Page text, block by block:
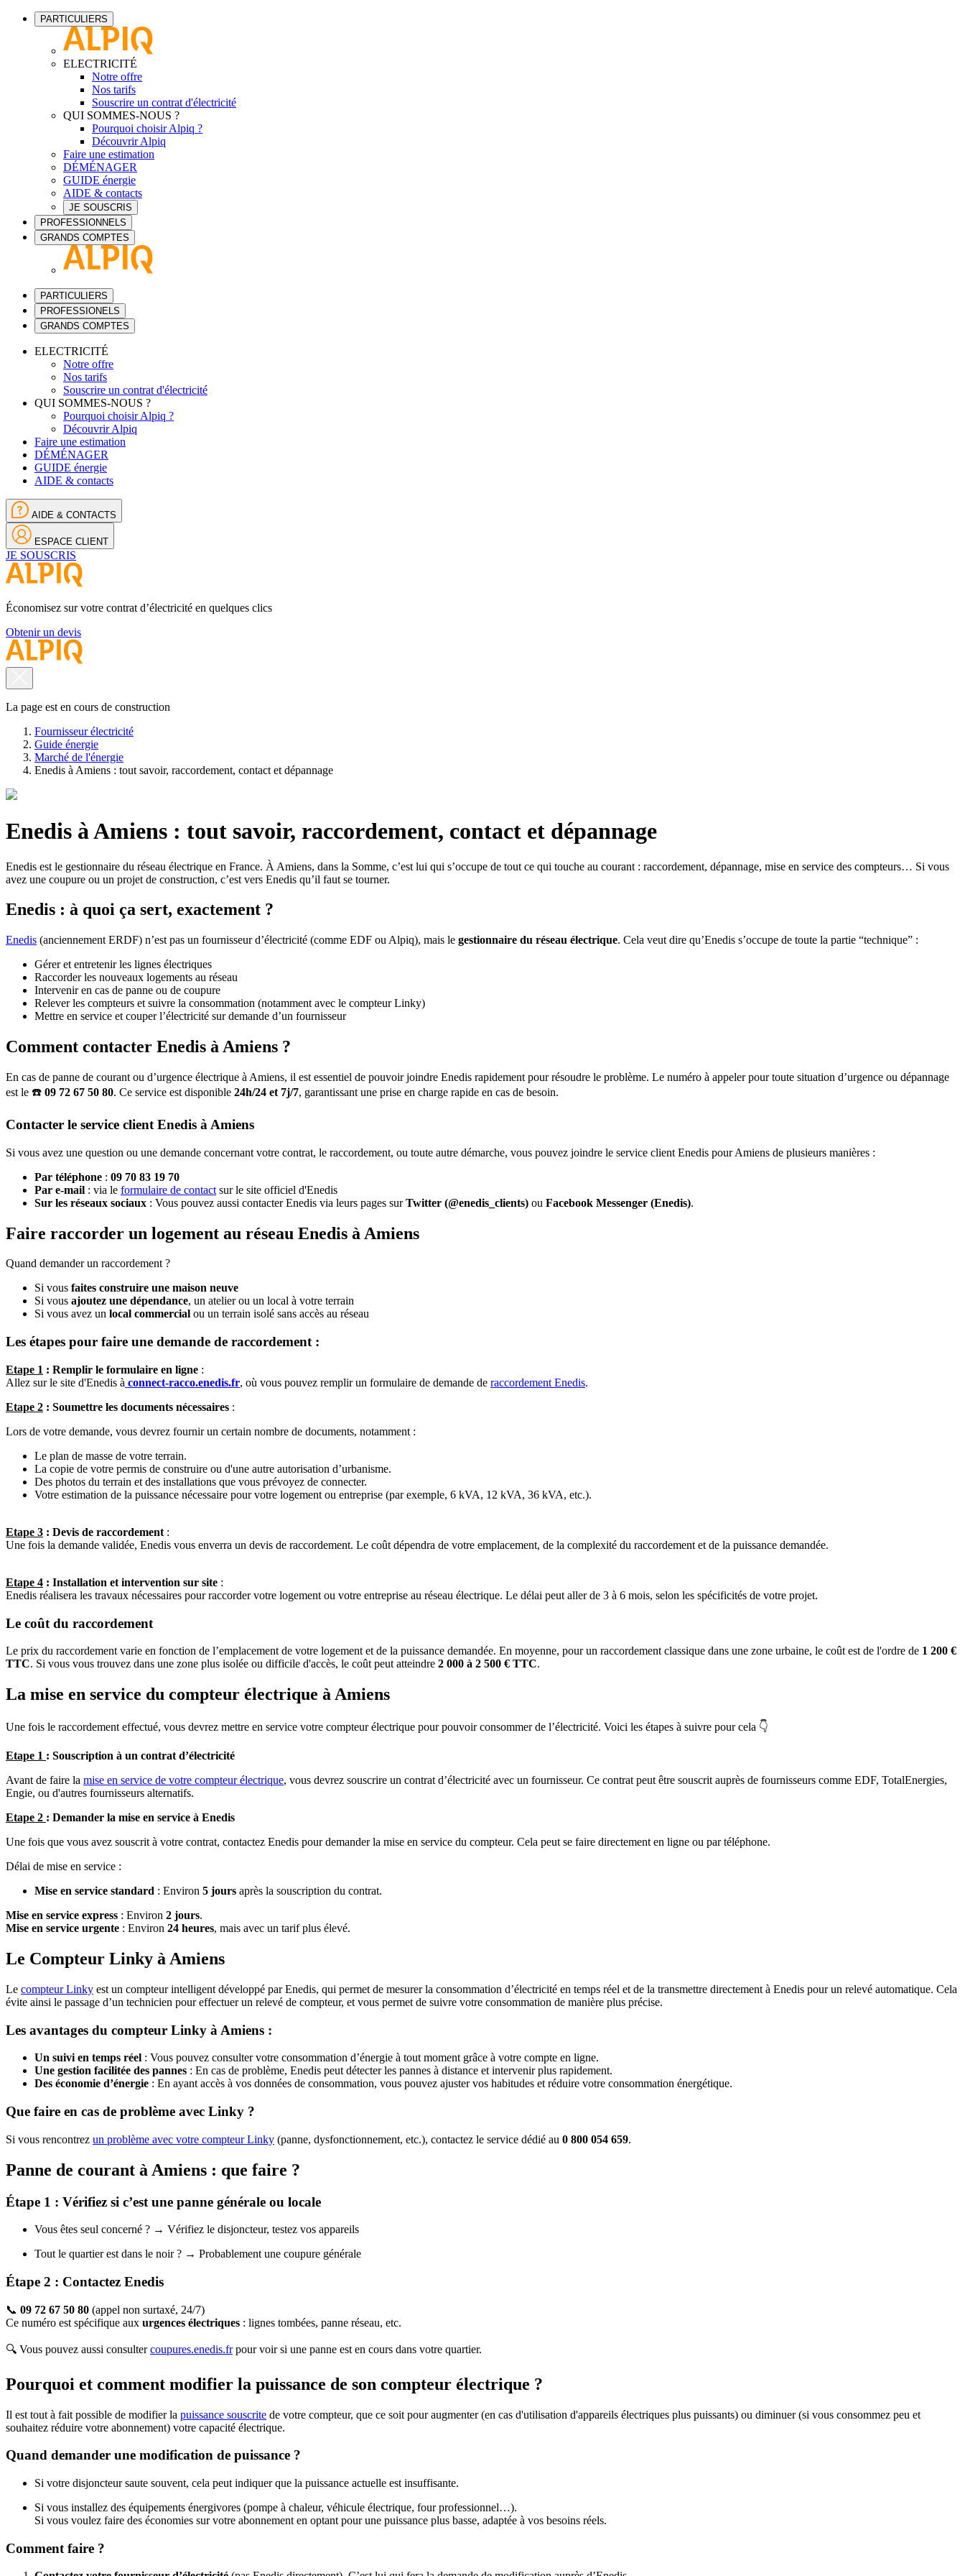
PARTICULIERS
ELECTRICITÉ
Notre offre
Nos tarifs
Souscrire un contrat d'électricité
QUI SOMMES-NOUS ?
Pourquoi choisir Alpiq ?
Découvrir Alpiq
Faire une estimation
DÉMÉNAGER
GUIDE énergie
AIDE & contacts
JE SOUSCRIS
PROFESSIONNELS
GRANDS COMPTES
PARTICULIERS
PROFESSIONELS
GRANDS COMPTES
ELECTRICITÉ
Notre offre
Nos tarifs
Souscrire un contrat d'électricité
QUI SOMMES-NOUS ?
Pourquoi choisir Alpiq ?
Découvrir Alpiq
Faire une estimation
DÉMÉNAGER
GUIDE énergie
AIDE & contacts
AIDE & CONTACTS
ESPACE CLIENT
JE SOUSCRIS
Économisez sur votre contrat d’électricité en quelques clics
Obtenir un devis
La page est en cours de construction
Fournisseur électricité
Guide énergie
Marché de l'énergie
Enedis à Amiens : tout savoir, raccordement, contact et dépannage
Enedis à Amiens : tout savoir, raccordement, contact et dépannage
Enedis est le gestionnaire du réseau électrique en France. À Amiens, dans la Somme, c’est lui qui s’occupe de tout ce qui touche au courant : raccordement, dépannage, mise en service des compteurs… Si vous
avez une coupure ou un projet de construction, c’est vers Enedis qu’il faut se tourner.
Enedis : à quoi ça sert, exactement ?
Enedis (anciennement ERDF) n’est pas un fournisseur d’électricité (comme EDF ou Alpiq), mais le gestionnaire du réseau électrique. Cela veut dire qu’Enedis s’occupe de toute la partie “technique” :
Gérer et entretenir les lignes électriques
Raccorder les nouveaux logements au réseau
Intervenir en cas de panne ou de coupure
Relever les compteurs et suivre la consommation (notamment avec le compteur Linky)
Mettre en service et couper l’électricité sur demande d’un fournisseur
Comment contacter Enedis à Amiens ?
En cas de panne de courant ou d’urgence électrique à Amiens, il est essentiel de pouvoir joindre Enedis rapidement pour résoudre le problème. Le numéro à appeler pour toute situation d’urgence ou dépannage
est le ☎️ 09 72 67 50 80. Ce service est disponible 24h/24 et 7j/7, garantissant une prise en charge rapide en cas de besoin.
Contacter le service client Enedis à Amiens
Si vous avez une question ou une demande concernant votre contrat, le raccordement, ou toute autre démarche, vous pouvez joindre le service client Enedis pour Amiens de plusieurs manières :
Par téléphone : 09 70 83 19 70
Par e-mail : via le formulaire de contact sur le site officiel d'Enedis
Sur les réseaux sociaux : Vous pouvez aussi contacter Enedis via leurs pages surTwitter (@enedis_clients) ou Facebook Messenger (Enedis).
Faire raccorder un logement au réseau Enedis à Amiens
Quand demander un raccordement ?
Si vous faites construire une maison neuve
Si vous ajoutez une dépendance, un atelier ou un local à votre terrain
Si vous avez un local commercial ou un terrain isolé sans accès au réseau
Les étapes pour faire une demande de raccordement :
Etape 1 : Remplir le formulaire en ligne :
Allez sur le site d'Enedis à connect-racco.enedis.fr, où vous pouvez remplir un formulaire de demande de raccordement Enedis.
Etape 2 : Soumettre les documents nécessaires :
Lors de votre demande, vous devrez fournir un certain nombre de documents, notamment :
Le plan de masse de votre terrain.
La copie de votre permis de construire ou d'une autre autorisation d’urbanisme.
Des photos du terrain et des installations que vous prévoyez de connecter.
Votre estimation de la puissance nécessaire pour votre logement ou entreprise (par exemple, 6 kVA, 12 kVA, 36 kVA, etc.).
Etape 3 : Devis de raccordement :
Une fois la demande validée, Enedis vous enverra un devis de raccordement. Le coût dépendra de votre emplacement, de la complexité du raccordement et de la puissance demandée.
Etape 4 : Installation et intervention sur site :
Enedis réalisera les travaux nécessaires pour raccorder votre logement ou votre entreprise au réseau électrique. Le délai peut aller de 3 à 6 mois, selon les spécificités de votre projet.
Le coût du raccordement
Le prix du raccordement varie en fonction de l’emplacement de votre logement et de la puissance demandée. En moyenne, pour un raccordement classique dans une zone urbaine, le coût est de l'ordre de 1 200 €
TTC. Si vous vous trouvez dans une zone plus isolée ou difficile d'accès, le coût peut atteindre 2 000 à 2 500 € TTC.
La mise en service du compteur électrique à Amiens
Une fois le raccordement effectué, vous devrez mettre en service votre compteur électrique pour pouvoir consommer de l’électricité. Voici les étapes à suivre pour cela 👇
Etape 1 : Souscription à un contrat d’électricité
Avant de faire la mise en service de votre compteur électrique, vous devrez souscrire un contrat d’électricité avec un fournisseur. Ce contrat peut être souscrit auprès de fournisseurs comme EDF, TotalEnergies,
Engie, ou d'autres fournisseurs alternatifs.
Etape 2 : Demander la mise en service à Enedis
Une fois que vous avez souscrit à votre contrat, contactez Enedis pour demander la mise en service du compteur. Cela peut se faire directement en ligne ou par téléphone.
Délai de mise en service :
Mise en service standard : Environ 5 jours après la souscription du contrat.
Mise en service express : Environ 2 jours.
Mise en service urgente : Environ 24 heures, mais avec un tarif plus élevé.
Le Compteur Linky à Amiens
Le compteur Linky est un compteur intelligent développé par Enedis, qui permet de mesurer la consommation d’électricité en temps réel et de la transmettre directement à Enedis pour un relevé automatique. Cela
évite ainsi le passage d’un technicien pour effectuer un relevé de compteur, et vous permet de suivre votre consommation de manière plus précise.
Les avantages du compteur Linky à Amiens :
Un suivi en temps réel : Vous pouvez consulter votre consommation d’énergie à tout moment grâce à votre compte en ligne.
Une gestion facilitée des pannes : En cas de problème, Enedis peut détecter les pannes à distance et intervenir plus rapidement.
Des économie d’énergie : En ayant accès à vos données de consommation, vous pouvez ajuster vos habitudes et réduire votre consommation énergétique.
Que faire en cas de problème avec Linky ?
Si vous rencontrez un problème avec votre compteur Linky (panne, dysfonctionnement, etc.), contactez le service dédié au 0 800 054 659.
Panne de courant à Amiens : que faire ?
Étape 1 : Vérifiez si c’est une panne générale ou locale
Vous êtes seul concerné ? → Vérifiez le disjoncteur, testez vos appareils
Tout le quartier est dans le noir ? → Probablement une coupure générale
Étape 2 : Contactez Enedis
📞 09 72 67 50 80 (appel non surtaxé, 24/7)
Ce numéro est spécifique aux urgences électriques : lignes tombées, panne réseau, etc.
🔍 Vous pouvez aussi consultercoupures.enedis.frpour voir si une panne est en cours dans votre quartier.
Pourquoi et comment modifier la puissance de son compteur électrique ?
Il est tout à fait possible de modifier la puissance souscrite de votre compteur, que ce soit pour augmenter (en cas d'utilisation d'appareils électriques plus puissants) ou diminuer (si vous consommez peu et
souhaitez réduire votre abonnement) votre capacité électrique.
Quand demander une modification de puissance ?
Si votre disjoncteur saute souvent, cela peut indiquer que la puissance actuelle est insuffisante.
Si vous installez des équipements énergivores (pompe à chaleur, véhicule électrique, four professionnel…).
Si vous voulez faire des économies sur votre abonnement en optant pour une puissance plus basse, adaptée à vos besoins réels.
Comment faire ?